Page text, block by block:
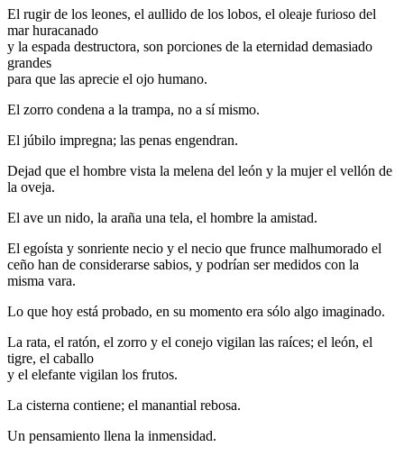
El rugir de los leones, el aullido de los lobos, el oleaje furioso del
mar huracanado
y la espada destructora, son porciones de la eternidad demasiado
grandes
para que las aprecie el ojo humano.
El zorro condena a la trampa, no a sí mismo.
El júbilo impregna; las penas engendran.
Dejad que el hombre vista la melena del león y la mujer el vellón de
la oveja.
El ave un nido, la araña una tela, el hombre la amistad.
El egoísta y sonriente necio y el necio que frunce malhumorado el
ceño han de considerarse sabios, y podrían ser medidos con la
misma vara.
Lo que hoy está probado, en su momento era sólo algo imaginado.
La rata, el ratón, el zorro y el conejo vigilan las raíces; el león, el
tigre, el caballo
y el elefante vigilan los frutos.
La cisterna contiene; el manantial rebosa.
Un pensamiento llena la inmensidad.